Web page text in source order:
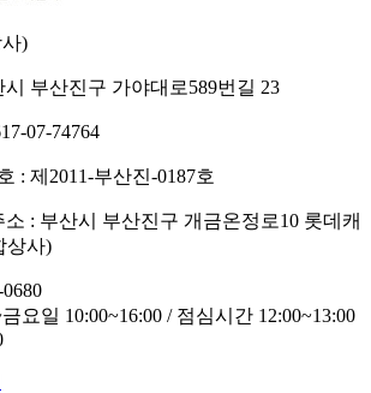
)
부산진구 가야대로589번길 23
07-74764
: 제2011-부산진-0187호
: 부산시 부산진구 개금온정로10 롯데캐
상사)
요일 10:00~16:00 / 점심시간 12:00~13:00